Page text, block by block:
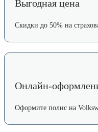
Выгодная цена
Скидки до 50% на
Онлайн-
Оформите полис на